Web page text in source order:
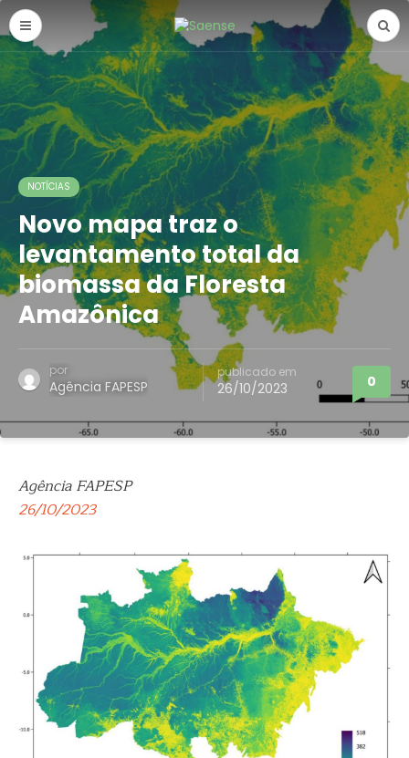
NOTÍCIAS
Novo mapa traz o
levantamento total da
biomassa da Floresta
Amazônica
por
Agência FAPESP
publicado em
26/10/2023 0
Agência FAPESP
26/10/2023